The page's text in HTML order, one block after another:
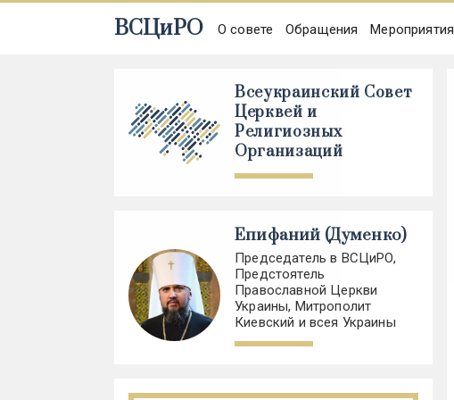
ВСЦиРО О совете Обращения Мероприятия
Всеукраинский Совет
Церквей и
Религиозных
Организаций
Епифаний (Думенко)
Председатель в ВСЦиРО,
Предстоятель
Православной Церкви
Украины, Митрополит
Киевский и всея Украины